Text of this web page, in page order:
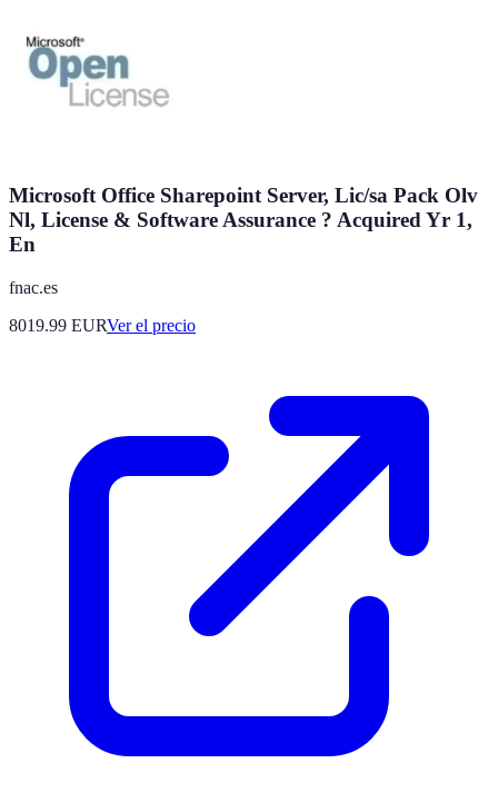
Microsoft Office Sharepoint Server, Lic/sa Pack Olv
Nl, License & Software Assurance ? Acquired Yr 1,
En
fnac.es
8019.99 EURVer el precio